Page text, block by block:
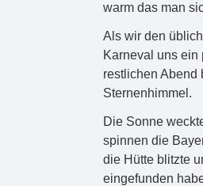
warm das man
Als wir den
Karneval uns ein
restlichen Abend
Sternenhimmel.
Die Sonne
spinnen die
die Hütte blitzte
eingefunden